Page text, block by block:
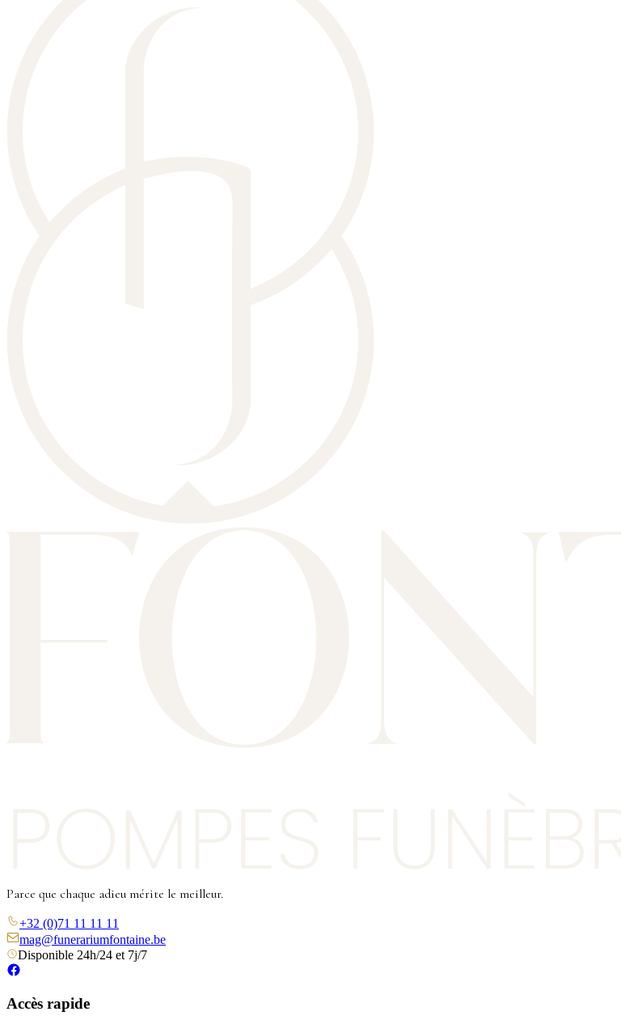
Parce que chaque adieu mérite le meilleur.
+32 (0)71 11 11 11
mag@funerariumfontaine.be
Disponible 24h/24 et 7j/7
Accès rapide